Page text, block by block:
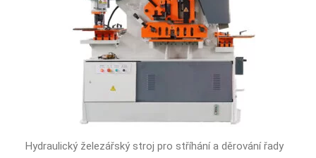
Hydraulický železářský stroj pro stříhání a děrování řady